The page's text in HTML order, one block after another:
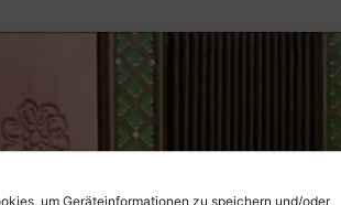
um Geräteinformationen zu speichern und/oder